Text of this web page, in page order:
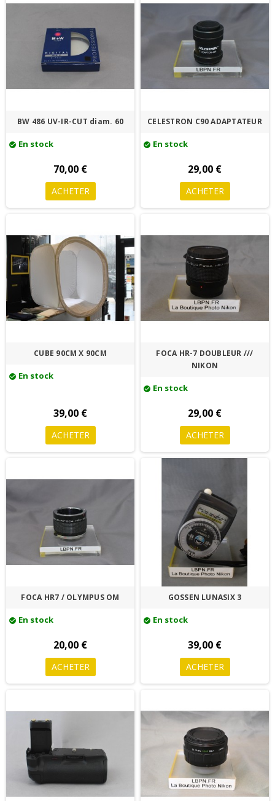
BW 486 UV-IR-CUT diam. 60
check_circle En stock
70,00 €
ACHETER
CELESTRON C90 ADAPTATEUR
check_circle En stock
29,00 €
ACHETER
CUBE 90CM X 90CM
check_circle En stock
39,00 €
ACHETER
FOCA HR-7 DOUBLEUR ///
NIKON
check_circle En stock
29,00 €
ACHETER
FOCA HR7 / OLYMPUS OM
check_circle En stock
20,00 €
ACHETER
GOSSEN LUNASIX 3
check_circle En stock
39,00 €
ACHETER